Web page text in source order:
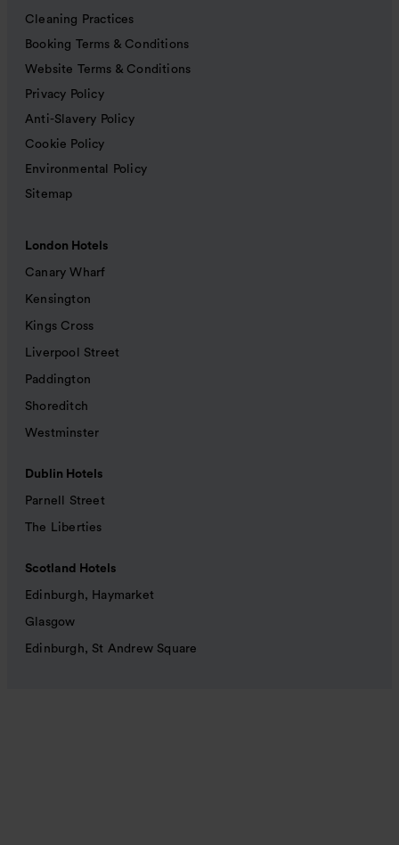
Cleaning Practices
Booking Terms & Conditions
Website Terms & Conditions
Privacy Policy
Anti-Slavery Policy
Cookie Policy
Environmental Policy
Sitemap
London Hotels
Canary Wharf
Kensington
Kings Cross
Liverpool Street
Paddington
Shoreditch
Westminster
Dublin Hotels
Parnell Street
The Liberties
Scotland Hotels
Edinburgh, Haymarket
Glasgow
Edinburgh, St Andrew Square